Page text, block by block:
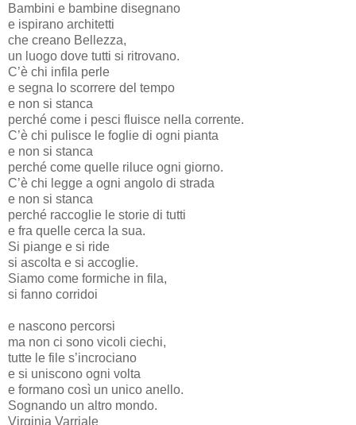
Bambini e bambine disegnano
e ispirano architetti
che creano Bellezza,
un luogo dove tutti si ritrovano.
C’è chi infila perle
e segna lo scorrere del tempo
e non si stanca
perché come i pesci fluisce nella corrente.
C’è chi pulisce le foglie di ogni pianta
e non si stanca
perché come quelle riluce ogni giorno.
C’è chi legge a ogni angolo di strada
e non si stanca
perché raccoglie le storie di tutti
e fra quelle cerca la sua.
Si piange e si ride
si ascolta e si accoglie.
Siamo come formiche in fila,
si fanno corridoi
e nascono percorsi
ma non ci sono vicoli ciechi,
tutte le file s’incrociano
e si uniscono ogni volta
e formano così un unico anello.
Sognando un altro mondo.
Virginia Varriale